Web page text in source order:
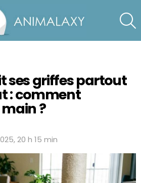
ses griffes partout
: comment
?
20 h 15 min